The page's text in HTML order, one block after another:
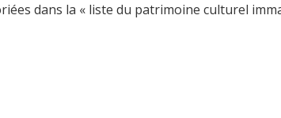
dans la « liste du patrimoine culturel